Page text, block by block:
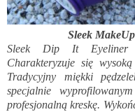
Sleek
Sleek Dip It Eyeliner
Charakteryzuje się
Tradycyjny miękki
specjalnie
profesjonalną kreskę.